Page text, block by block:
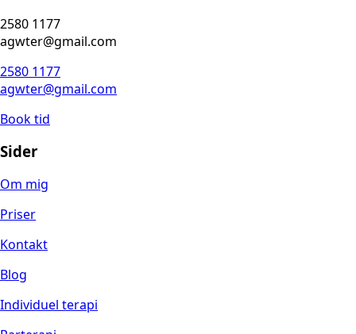
2580 1177
agwter@gmail.com
2580 1177
agwter@gmail.com
Book tid
Sider
Om mig
Priser
Kontakt
Blog
Individuel terapi